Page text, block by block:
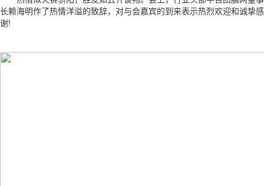
长赖海明作了热情洋溢的致辞，对与会嘉宾的到来表示热烈欢迎和诚挚感
谢!